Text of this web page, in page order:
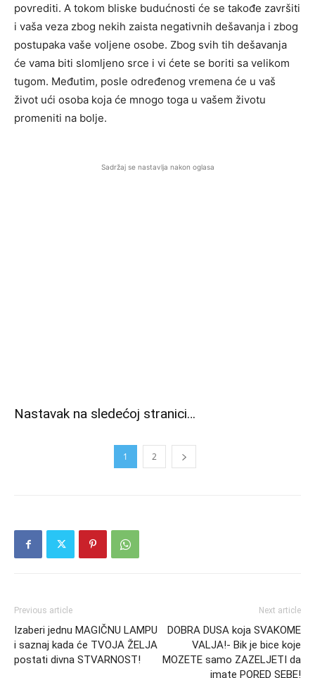
povrediti. A tokom bliske budućnosti će se takođe završiti
i vaša veza zbog nekih zaista negativnih dešavanja i zbog
postupaka vaše voljene osobe. Zbog svih tih dešavanja
će vama biti slomljeno srce i vi ćete se boriti sa velikom
tugom. Međutim, posle određenog vremena će u vaš
život ući osoba koja će mnogo toga u vašem životu
promeniti na bolje.
Sadržaj se nastavlja nakon oglasa
Nastavak na sledećoj stranici…
1 2
Previous article
Izaberi jednu MAGIČNU LAMPU
i saznaj kada će TVOJA ŽELJA
postati divna STVARNOST!
Next article
DOBRA DUSA koja SVAKOME
VALJA!- Bik je bice koje
MOZETE samo ZAZELJETI da
imate PORED SEBE!